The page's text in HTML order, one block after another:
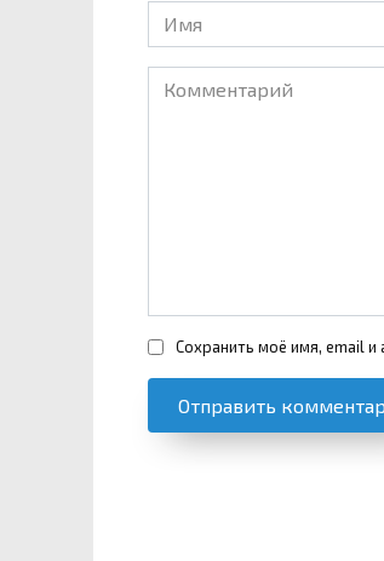
Имя
*
Комментарий
Сохранить моё имя, email